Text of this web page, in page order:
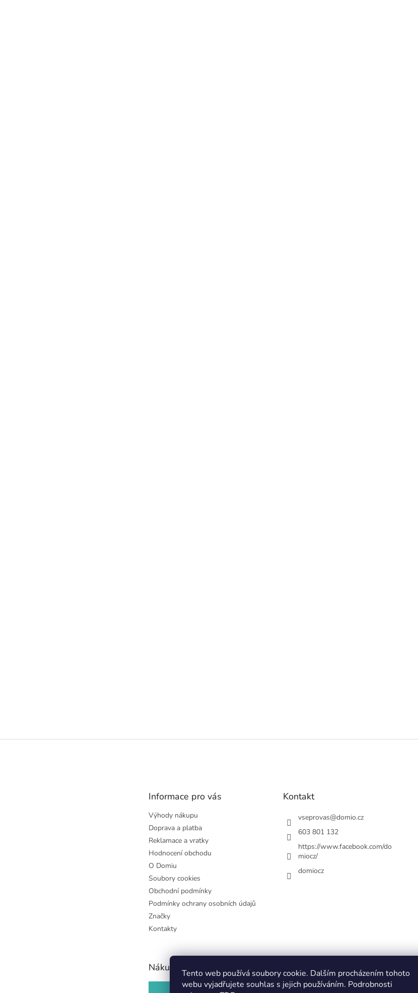
Tento web používá soubory cookie. Dalším procházením tohoto
webu vyjadřujete souhlas s jejich používáním. Podrobnosti
Z
Informace pro vás
Výhody nákupu
Doprava a platba
Reklamace a vratky
Hodnocení obchodu
O Domiu
Soubory cookies
Obchodní podmínky
Podmínky ochrany osobních údajů
Značky
Kontakty
Kontakt
vseprovas@domio.cz
603 801 132
https://www.facebook.com/do
miocz/
domiocz
Nákupní košík
0 0 KČ